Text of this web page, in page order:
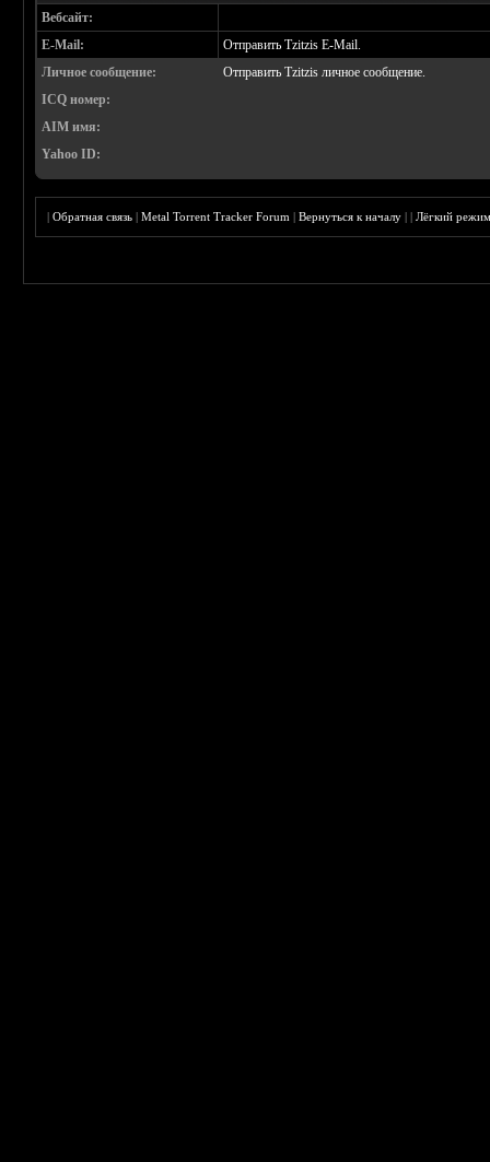
Вебсайт:
E-Mail:
Отправить Tzitzis E-Mail.
Личное сообщение:
Отправить Tzitzis личное сообщение.
ICQ номер:
AIM имя:
Yahoo ID:
|Обратная связь |Metal Torrent Tracker Forum |Вернуться к началу ||Лёгкий